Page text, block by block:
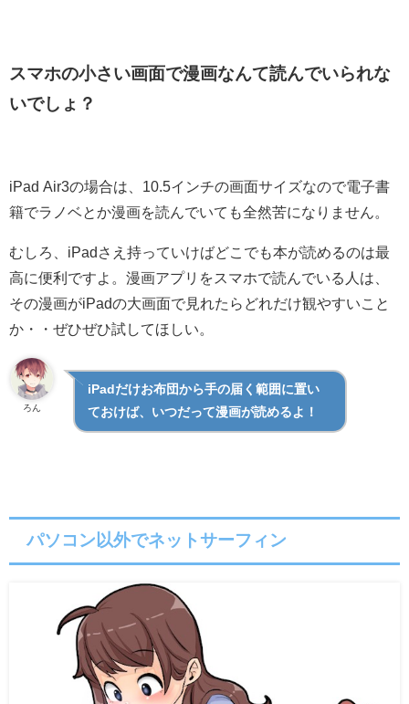
スマホの小さい画面で漫画なんて読んでいられな
いでしょ？
iPad Air3の場合は、10.5インチの画面サイズなので電子書
籍でラノベとか漫画を読んでいても全然苦になりません。
むしろ、iPadさえ持っていけばどこでも本が読めるのは最
高に便利ですよ。漫画アプリをスマホで読んでいる人は、
その漫画がiPadの大画面で見れたらどれだけ観やすいこと
か・・ぜひぜひ試してほしい。
ろん
iPadだけお布団から手の届く範囲に置い
ておけば、いつだって漫画が読めるよ！
パソコン以外でネットサーフィン